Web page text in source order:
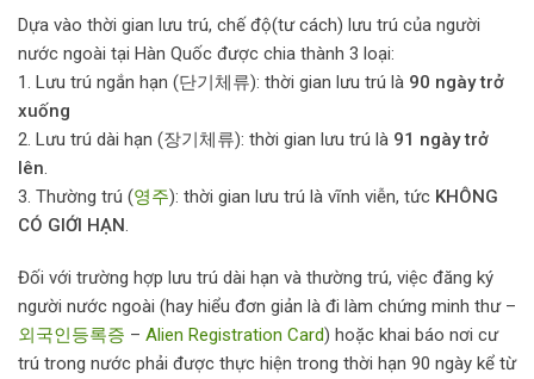
Dựa vào thời gian lưu trú, chế độ(tư cách) lưu trú của người
nước ngoài tại Hàn Quốc được chia thành 3 loại:
1. Lưu trú ngắn hạn (단기체류): thời gian lưu trú là 90 ngày trở
xuống
2. Lưu trú dài hạn (장기체류): thời gian lưu trú là 91 ngày trở
lên.
3. Thường trú (영주): thời gian lưu trú là vĩnh viễn, tức KHÔNG
CÓ GIỚI HẠN.
Đối với trường hợp lưu trú dài hạn và thường trú, việc đăng ký
người nước ngoài (hay hiểu đơn giản là đi làm chứng minh thư –
외국인등록증 – Alien Registration Card) hoặc khai báo nơi cư
trú trong nước phải được thực hiện trong thời hạn 90 ngày kể từ